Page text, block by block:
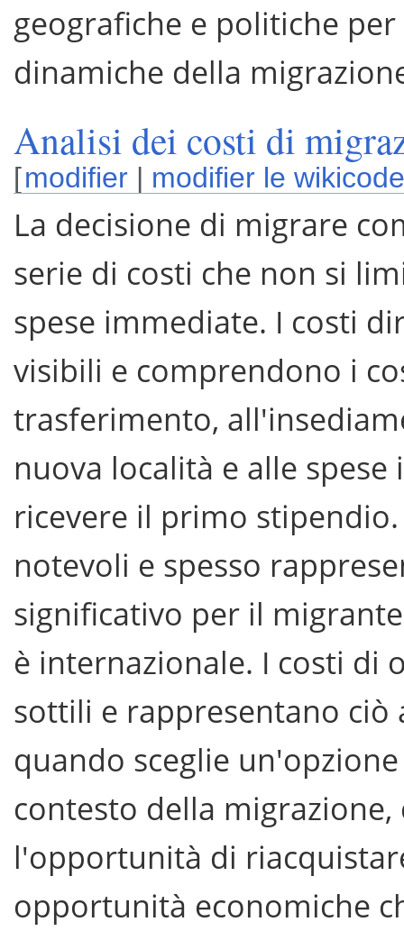
geografiche e politiche
dinamiche della
Analisi dei costi di
[modifier | modifier le
La decisione di migrare
serie di costi che non si
spese immediate. I costi
visibili e comprendono i
trasferimento,
nuova località e alle
ricevere il primo
notevoli e spesso
significativo per il
è internazionale. I costi di
sottili e rappresentano
quando sceglie
contesto della
l'opportunità di
opportunità economiche